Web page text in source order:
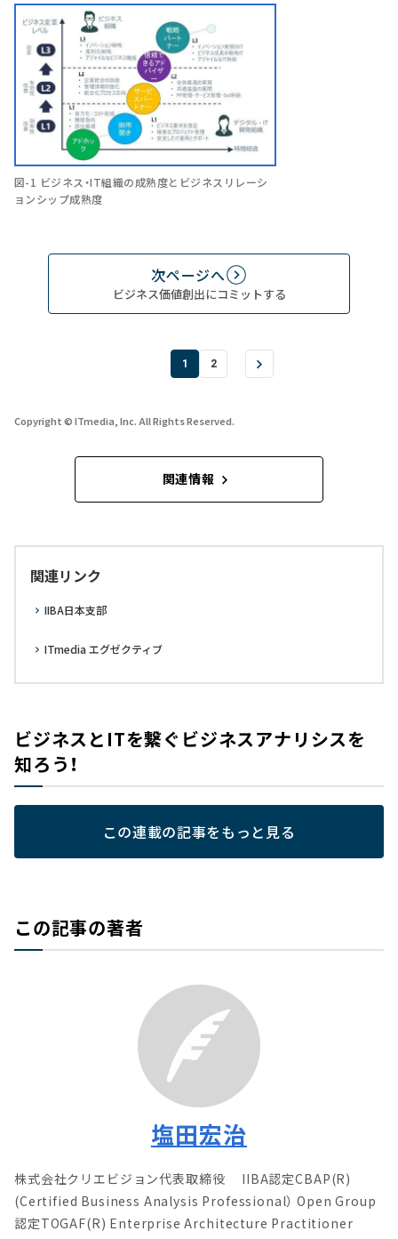
図-1 ビジネス・IT組織の成熟度とビジネスリレーシ
ョンシップ成熟度
次ページへ
ビジネス価値創出にコミットする
1 2
Copyright © ITmedia, Inc. All Rights Reserved.
関連情報
関連リンク
IIBA日本支部
ITmedia エグゼクティブ
ビジネスとITを繋ぐビジネスアナリシスを
知ろう！
この連載の記事をもっと見る
この記事の著者
塩田宏治
株式会社クリエビジョン代表取締役 IIBA認定CBAP(R)
(Certified Business Analysis Professional） Open Group
認定TOGAF(R) Enterprise Architecture Practitioner